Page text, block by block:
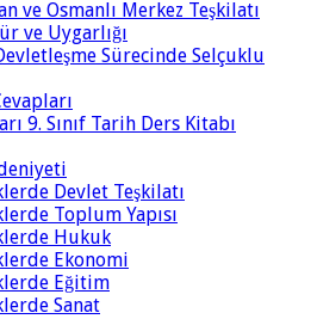
ve Osmanlı Merkez Teşkilatı
ve Uygarlığı
Sürecinde Selçuklu
9. Sınıf Tarih Ders Kitabı
Devlet Teşkilatı
Toplum Yapısı
Hukuk
Ekonomi
Eğitim
Sanat